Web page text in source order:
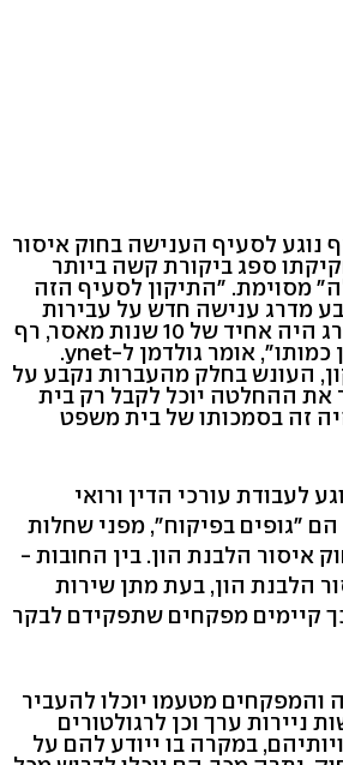
נוגע לסעיף הענישה בחוק איסור
ספג ביקורת קשה ביותר
מסוימת. "התיקון לסעיף הזה
מדרג ענישה חדש על עבירות
דיווח. עד עתה המדרג היה אחיד של 10 שנות מאסר, רף
דרקוני ומחמיר מאין כמותו", אומר גולדמן ל-ynet.
העונש בחלק מהעברות נקבע על
את ההחלטה יוכל לקבל רק בית
זה בסמכותו של בית משפט
לעבודת עורכי הדין ורואי
הם "גופים בפיקוח", מפני שחלות
איסור הלבנת הון. בין החובות -
הלבנת הון, בעת מתן שירות
קיימים מפקחים שתפקידם לבקר
והמפקחים מטעמו יוכלו להעביר
ניירות ערך וכן לרגולטורים
במקרה בו ייודע להם על